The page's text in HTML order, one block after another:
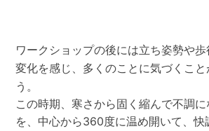
ワークショップの後には立ち姿勢や
変化を感じ、多くのことに気づくこと
う。
この時期、寒さから固く縮んで不調
を、中心から360度に温め開いて、快